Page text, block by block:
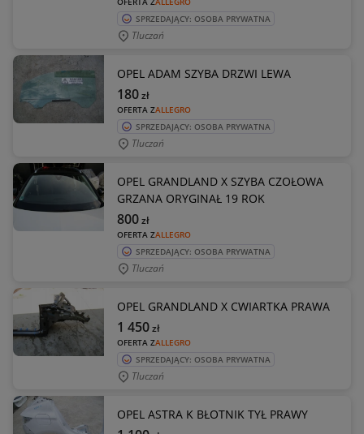
SPRZEDAJĄCY: OSOBA PRYWATNA
Tluczań
OPEL ADAM SZYBA DRZWI LEWA
OFERTA ZALLEGRO
180zł
SPRZEDAJĄCY: OSOBA PRYWATNA
Tluczań
OPEL GRANDLAND X SZYBA CZOŁOWA
GRZANA ORYGINAŁ 19 ROK
OFERTA ZALLEGRO
800zł
SPRZEDAJĄCY: OSOBA PRYWATNA
Tluczań
OPEL GRANDLAND X CWIARTKA PRAWA
OFERTA ZALLEGRO
1 450zł
SPRZEDAJĄCY: OSOBA PRYWATNA
Tluczań
OPEL ASTRA K BŁOTNIK TYŁ PRAWY